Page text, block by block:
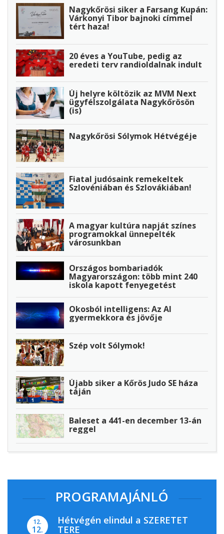
Nagykőrösi siker a Farsang Kupán:
Várkonyi Tibor bajnoki címmel
tért haza!
20 éves a YouTube, pedig az
eredeti terv randioldalnak indult
Új helyre költözik az MVM Next
ügyfélszolgálata Nagykőrösön
(is)
Nagykőrösi Sólymok Hétvégéje
Fiatal judósaink remekeltek
Szlovéniában és Szlovákiában!
A magyar kultúra napját színes
programokkal ünnepelték
városunkban
Országos bombariadók
Magyarországon: több mint 240
iskola kapott fenyegetést
Okosból intelligens: Az AI
gyermekkora és jövője
Szép volt Sólymok!
Újabb siker a Kőrös Judo SE háza
táján
Baleset a 441-en december 13-án
reggel
PROGRAMAJÁNLÓ
12.
12.
Hétvégén elindul a SZERETET
TERE